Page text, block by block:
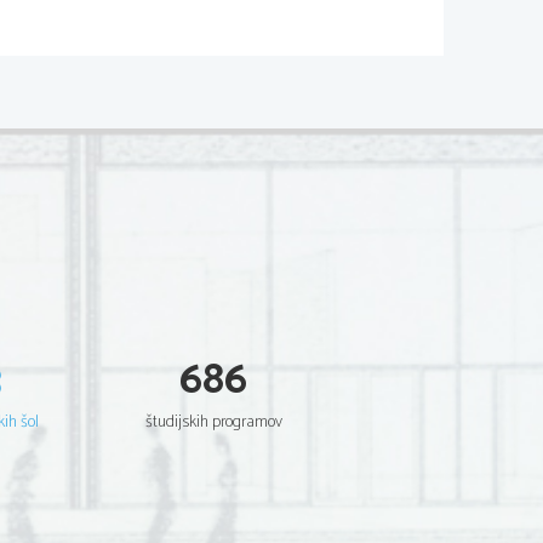
etanola oborila in se
očesom.
saj mi je DNK uspelo izolirati
šol
686
študijskih programov